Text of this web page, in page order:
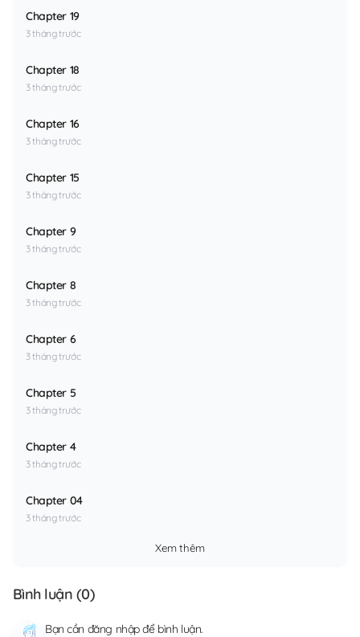
Chapter 19
3 tháng trước
Chapter 18
3 tháng trước
Chapter 16
3 tháng trước
Chapter 15
3 tháng trước
Chapter 9
3 tháng trước
Chapter 8
3 tháng trước
Chapter 6
3 tháng trước
Chapter 5
3 tháng trước
Chapter 4
3 tháng trước
Chapter 04
3 tháng trước
Xem thêm
Bình luận (0)
Bạn cần đăng nhậpđể bình luận.